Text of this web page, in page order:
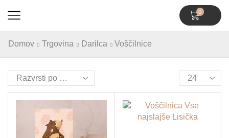
0
Domov Trgovina Darilca Voščilnice